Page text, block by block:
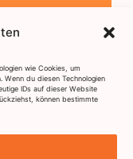
wie Cookies, um
Wenn du diesen Technologien
IDs auf dieser Website
können bestimmte
KONTAKT